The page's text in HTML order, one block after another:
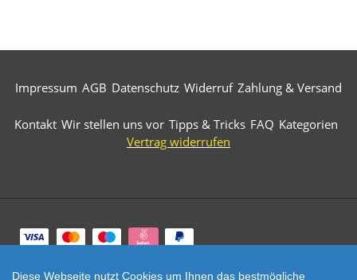
Impressum AGB Datenschutz Widerruf Zahlung & Versand
Kontakt Wir stellen uns vor Tipps & Tricks FAQ Kategorien
Vertrag widerrufen
Zahlungsarten
Diese Webseite nutzt Cookies um Ihnen das bestmögliche